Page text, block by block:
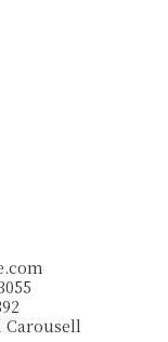
Carousell